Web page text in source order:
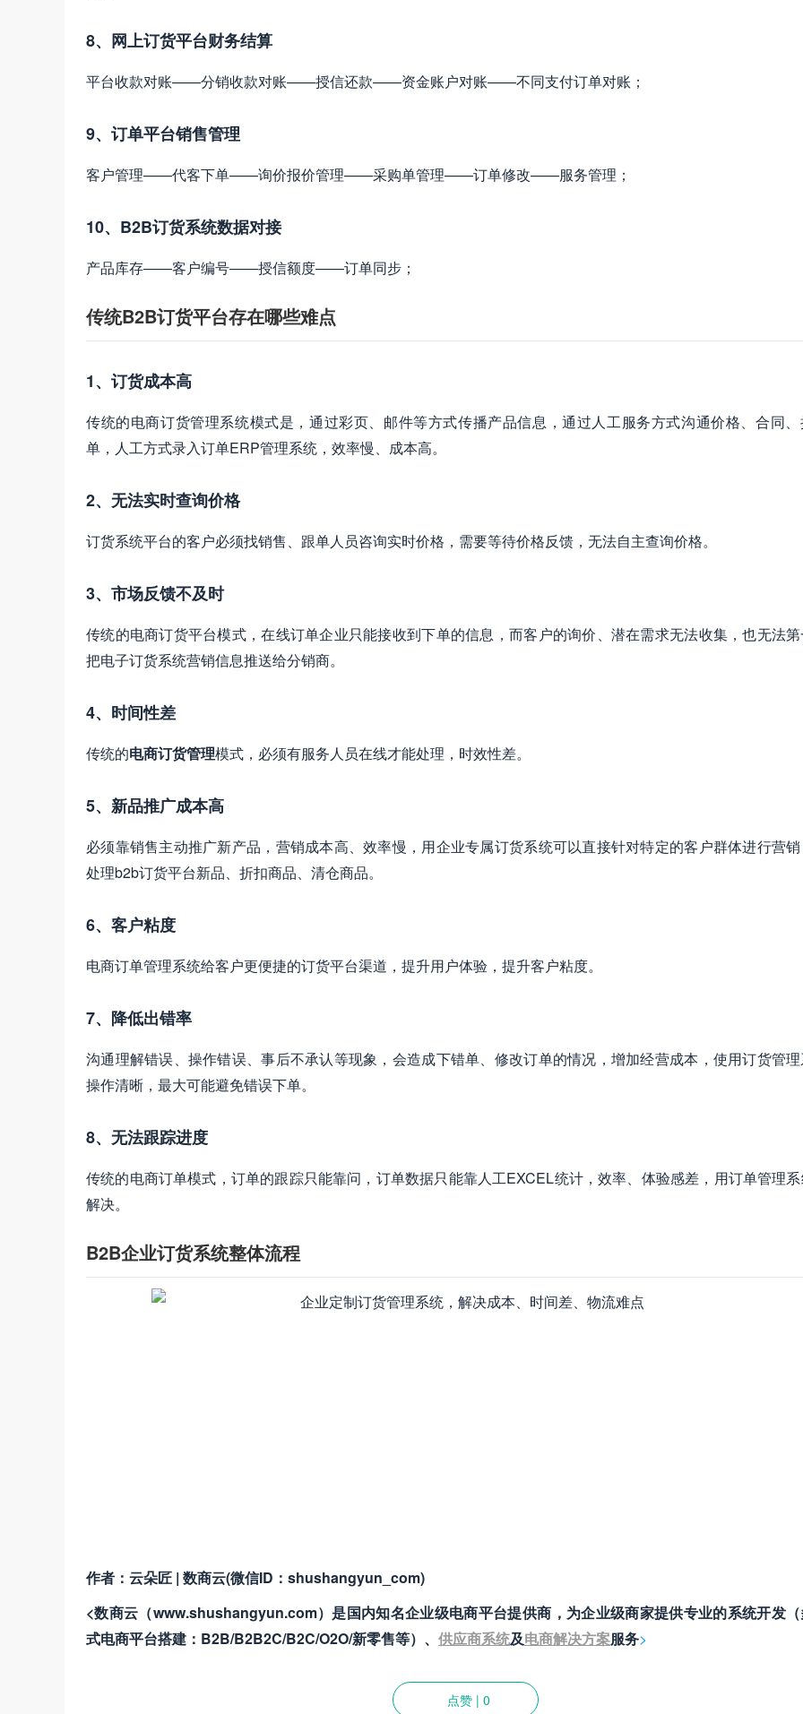
8、网上订货平台财务结算
平台收款对账——分销收款对账——授信还款——资金账户对账——不同支付订单对账；
9、订单平台销售管理
客户管理——代客下单——询价报价管理——采购单管理——订单修改——服务管理；
10、B2B订货系统数据对接
产品库存——客户编号——授信额度——订单同步；
传统B2B订货平台存在哪些难点
1、订货成本高
传统的电商订货管理系统模式是，通过彩页、邮件等方式传播产品信息，通过人工服务方式沟通价格、合同
单，人工方式录入订单ERP管理系统，效率慢、成本高。
2、无法实时查询价格
订货系统平台的客户必须找销售、跟单人员咨询实时价格，需要等待价格反馈，无法自主查询价格。
3、市场反馈不及时
传统的电商订货平台模式，在线订单企业只能接收到下单的信息，而客户的询价、潜在需求无法收集，也无法
把电子订货系统营销信息推送给分销商。
4、时间性差
传统的电商订货管理模式，必须有服务人员在线才能处理，时效性差。
5、新品推广成本高
必须靠销售主动推广新产品，营销成本高、效率慢，用企业专属订货系统可以直接针对特定的客户群体进行营
处理b2b订货平台新品、折扣商品、清仓商品。
6、客户粘度
电商订单管理系统给客户更便捷的订货平台渠道，提升用户体验，提升客户粘度。
7、降低出错率
沟通理解错误、操作错误、事后不承认等现象，会造成下错单、修改订单的情况，增加经营成本，使用订货管
操作清晰，最大可能避免错误下单。
8、无法跟踪进度
传统的电商订单模式，订单的跟踪只能靠问，订单数据只能靠人工EXCEL统计，效率、体验感差，用订单管理
解决。
B2B企业订货系统整体流程
作者：云朵匠 | 数商云(微信ID：shushangyun_com)
<数商云（www.shushangyun.com）是国内知名企业级电商平台提供商，为企业级商家提供专业的系统开发
式电商平台搭建：B2B/B2B2C/B2C/O2O/新零售等）、 供应商系统及电商解决方案服务>
点赞 | 0